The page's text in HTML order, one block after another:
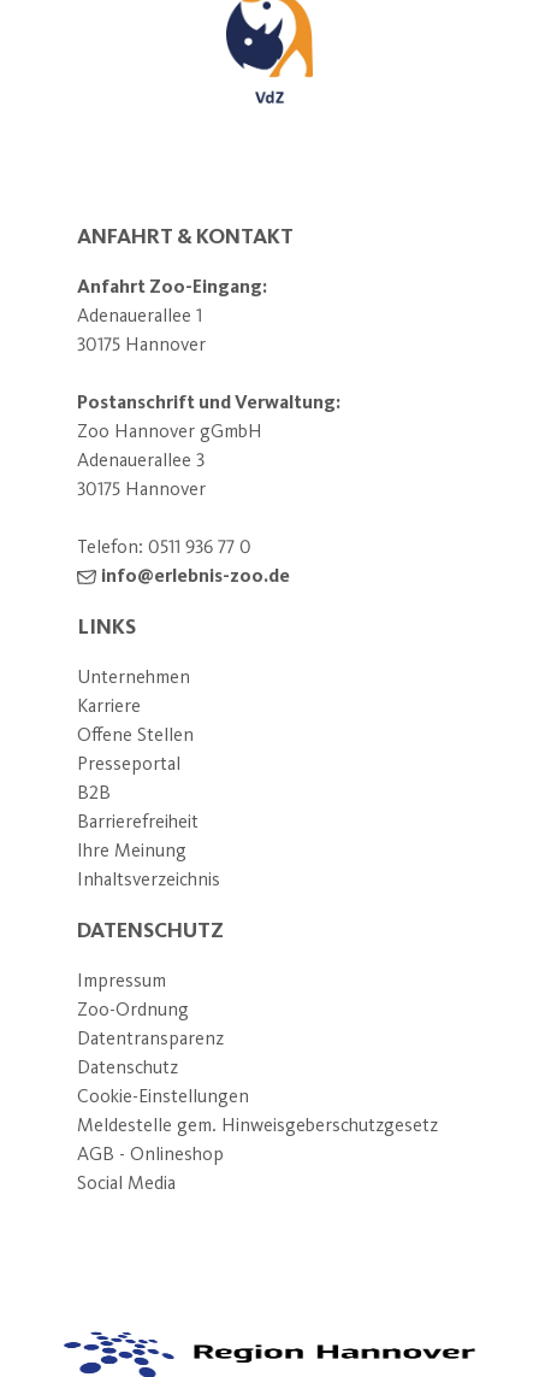
ANFAHRT & KONTAKT
Anfahrt Zoo-Eingang:
Adenauerallee 1
30175 Hannover
Postanschrift und Verwaltung:
Zoo Hannover gGmbH
Adenauerallee 3
30175 Hannover
Telefon: 0511 936 77 0
info@erlebnis-zoo.de
LINKS
Unternehmen
Karriere
Offene Stellen
Presseportal
B2B
Barrierefreiheit
Ihre Meinung
Inhaltsverzeichnis
DATENSCHUTZ
Impressum
Zoo-Ordnung
Datentransparenz
Datenschutz
Cookie-Einstellungen
Meldestelle gem. Hinweisgeberschutzgesetz
AGB - Onlineshop
Social Media